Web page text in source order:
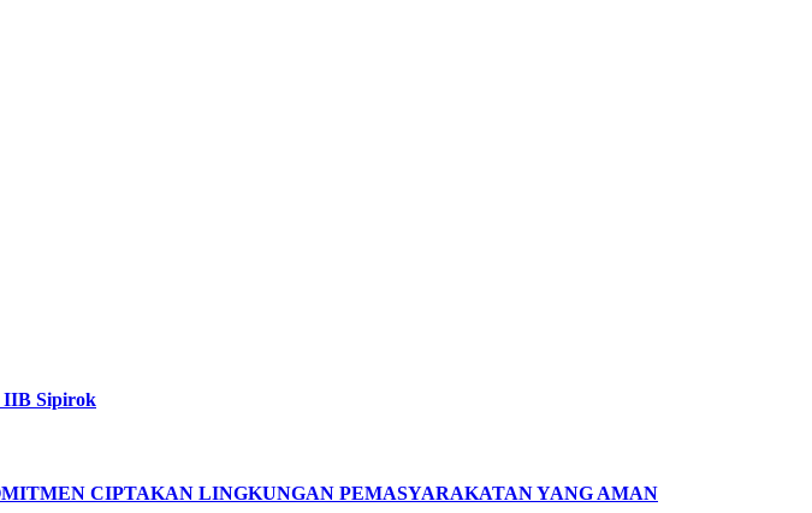
IIB Sipirok
CIPTAKAN LINGKUNGAN PEMASYARAKATAN YANG AMAN